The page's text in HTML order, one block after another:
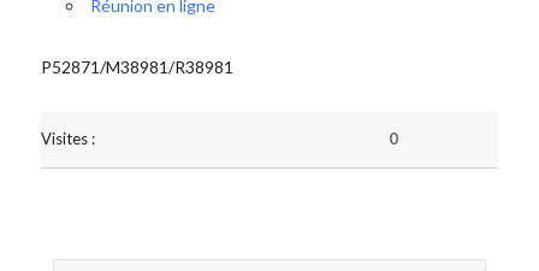
Réunion en ligne
P52871/M38981/R38981
Visites : 0